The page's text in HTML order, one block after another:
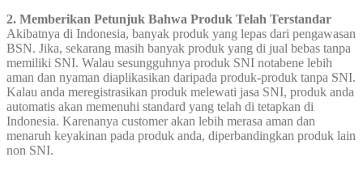
2. Memberikan Petunjuk Bahwa Produk Telah Terstandar
Akibatnya di Indonesia, banyak produk yang lepas dari pengawasan
BSN. Jika, sekarang masih banyak produk yang di jual bebas tanpa
memiliki SNI. Walau sesungguhnya produk SNI notabene lebih
aman dan nyaman diaplikasikan daripada produk-produk tanpa SNI.
Kalau anda meregistrasikan produk melewati jasa SNI, produk anda
automatis akan memenuhi standard yang telah di tetapkan di
Indonesia. Karenanya customer akan lebih merasa aman dan
menaruh keyakinan pada produk anda, diperbandingkan produk lain
non SNI.